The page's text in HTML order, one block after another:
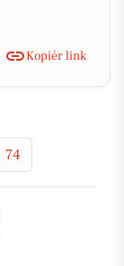
Kopiér link
74